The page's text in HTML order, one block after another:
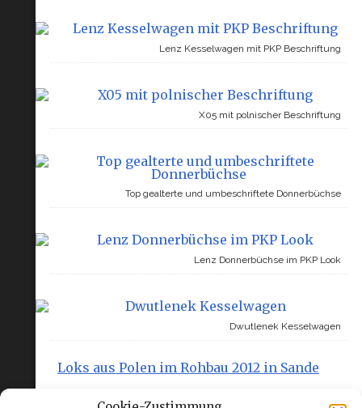
Lenz Kesselwagen mit PKP Beschriftung
X05 mit polnischer Beschriftung
Top gealterte und umbeschriftete Donnerbüchse
Lenz Donnerbüchse im PKP Look
Dwutlenek Kesselwagen
Loks aus Polen im Rohbau 2012 in Sande
Polnische Kult-Loks im SNM Forum